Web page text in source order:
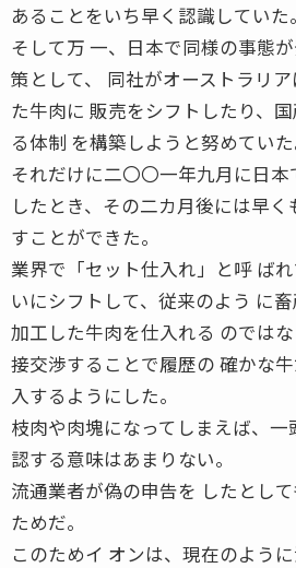
あることをいち早く認識していた。
そして万 一、日本で同様の事態
策として、 同社がオーストラリ
た牛肉に 販売をシフトしたり、
る体制 を構築しようと努めていた
それだけに二〇〇一年九月に日
したとき、その二カ月後には早
すことができた。
業界で「セット仕入れ」と呼 ば
いにシフトして、従来のよう に
加工した牛肉を仕入れる のでは
接交渉することで履歴の 確かな
入するようにした。
枝肉や肉塊になってしまえば、
認する意味はあまりない。
流通業者が偽の申告を したとし
ためだ。
このためイ オンは、現在のよう